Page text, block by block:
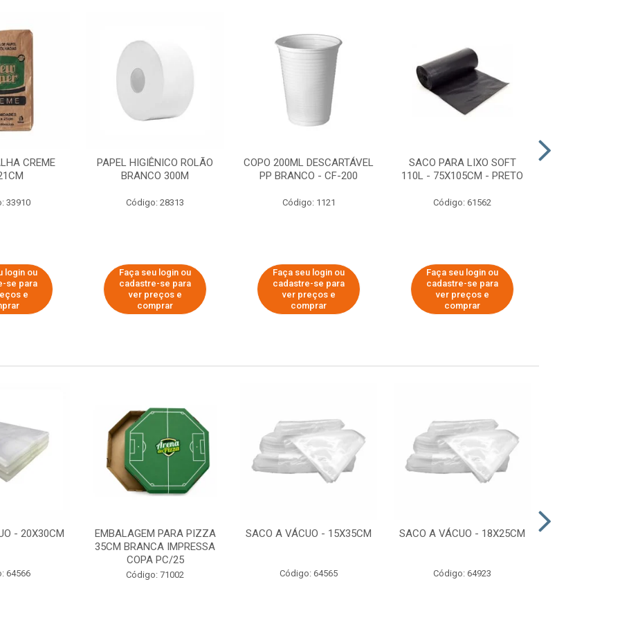
CREME
33910
login ou
se para
e
PAPEL HIGIÊNICO ROLÃO
BRANCO 300M
Código: 28313
Faça seu login ou
cadastre-se para
ver preços e
comprar
COPO 200ML DESCARTÁVEL
PP BRANCO - CF-200
Código: 1121
Faça seu login ou
cadastre-se para
ver preços e
comprar
SACO PARA LIXO SOFT
110L - 75X105CM - PRETO
Código: 61562
Faça seu login ou
cadastre-se para
ver preços e
comprar
- 20X30CM
64566
EMBALAGEM PARA PIZZA
35CM BRANCA IMPRESSA
COPA PC/25
Código: 71002
SACO A VÁCUO - 15X35CM
Código: 64565
SACO A VÁCUO - 18X25CM
Código: 64923